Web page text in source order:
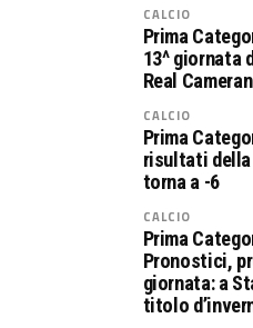
CALCIO
Prima
13^ giornata
Real
CALCIO
Prima
risultati della
torna a -6
CALCIO
Prima
Pronostici,
giornata: a
titolo